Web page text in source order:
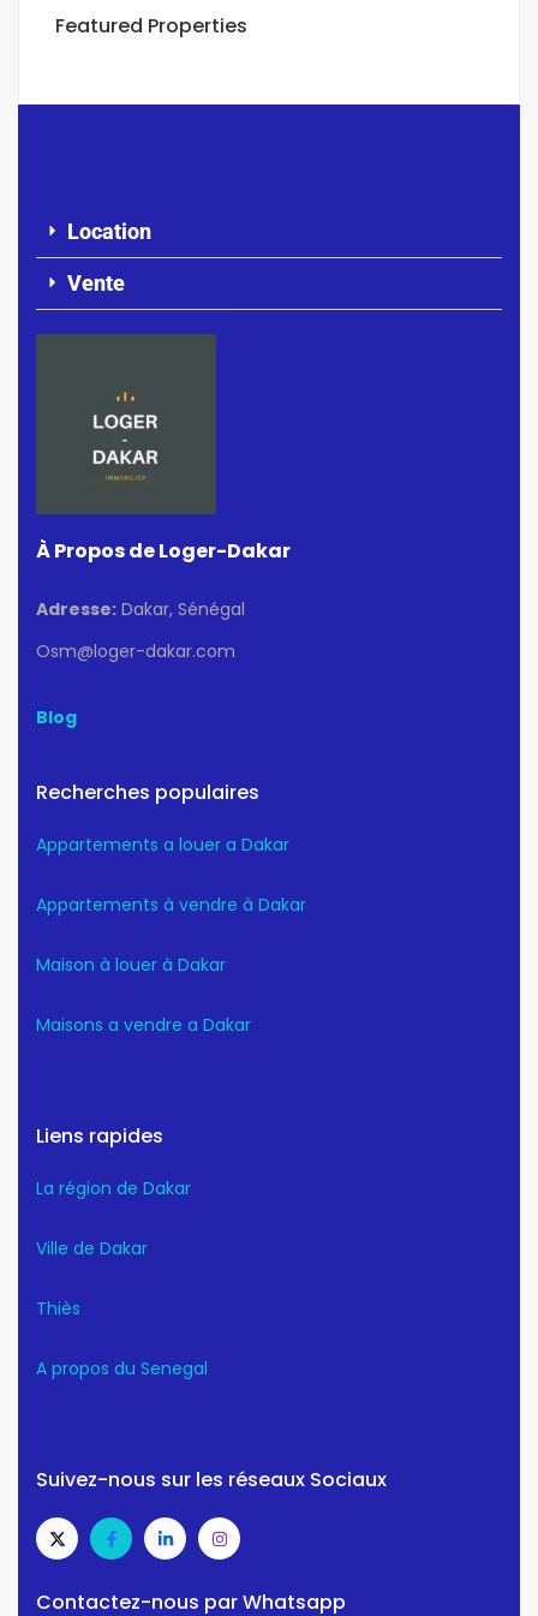
Featured Properties
Location
Vente
À Propos de Loger-Dakar
Adresse: Dakar, Sénégal
Osm@loger-dakar.com
Blog
Recherches populaires
Appartements a louer a Dakar
Appartements à vendre à Dakar
Maison à louer à Dakar
Maisons a vendre a Dakar
Liens rapides
La région de Dakar
Ville de Dakar
Thiès
A propos du Senegal
Suivez-nous sur les réseaux Sociaux
Contactez-nous par Whatsapp